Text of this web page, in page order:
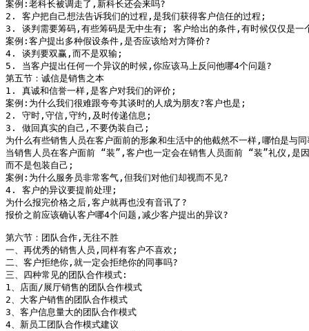
案例:老科长被调走了,新科长还会来吗?
2. 客户把自己想法告诉我们的过程,是我们获得客户信任的过程;
3. 谈判需要筹码,有些筹码是无中生有; 客户给出的条件,有时候仅仅是一
案例:客户提出多种假设条件,是否应该给对方降价?
4. 谈判要双赢,而不是双输;
5. 当客户提出任何一个异议的时候,你应该马上反问他哪4个问题?
第五节：诚信是销售之本
1. 真诚和信誉一样,是客户对我们的评价;
案例:为什么我们很难跟夸夸其谈时的人成为朋友?客户也是;
2. 守时,守信,守约,及时传递信息;
3. 做回真实的自己,不要伪装自己;
为什么有些销售人员在客户面前的形象和生活中的他截然不一样,哪怕是与
当销售人员在客户面前 “装”,客户也一定会在销售人员面前 “装”礼仪,是
而不是包装自己;
案例:为什么服务员非常客气,但我们对他们却视而不见?
4. 客户的异议要提前处理;
为什么报完价格之后,客户就再也没有音讯了?
报价之前应该确认客户哪4个问题,减少客户提出的异议?
第六节：团队合作,无往不胜
一、再优秀的销售人员,同样有客户不喜欢;
二、客户拒绝你,就一定会拒绝你的同事吗?
三、四种常见的团队合作模式:
1、店面/展厅销售的团队合作模式
2、大客户销售的团队合作模式
3、客户信息量大的团队合作模式
4、新员工团队合作模式建议